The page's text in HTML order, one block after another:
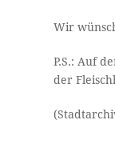
Wir
P.S.: Auf
der